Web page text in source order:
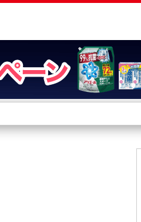
店舗サービス
ネット取り置き